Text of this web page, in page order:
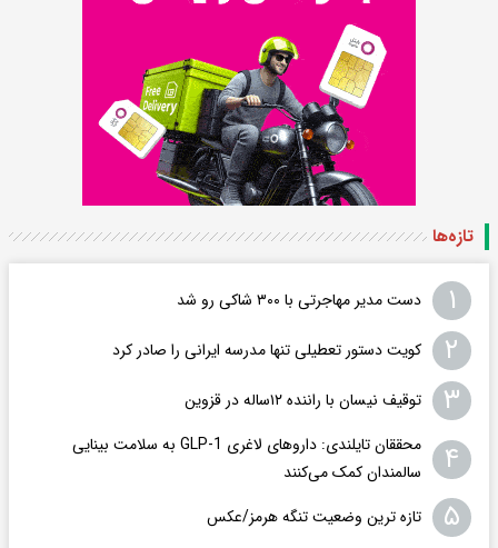
تازه‌ها
۱ دست مدیر مهاجرتی با ۳۰۰ شاکی رو شد
۲ کویت دستور تعطیلی تنها مدرسه ایرانی را صادر کرد
۳ توقیف نیسان با راننده ۱۲ساله در قزوین
۴
محققان تایلندی: داروهای لاغری GLP-1 به سلامت بینایی
سالمندان کمک می‌کنند
۵ تازه ترین وضعیت تنگه هرمز/عکس